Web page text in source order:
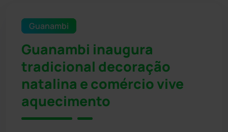
Guanambi
Guanambi inaugura
tradicional decoração
natalina e comércio vive
aquecimento